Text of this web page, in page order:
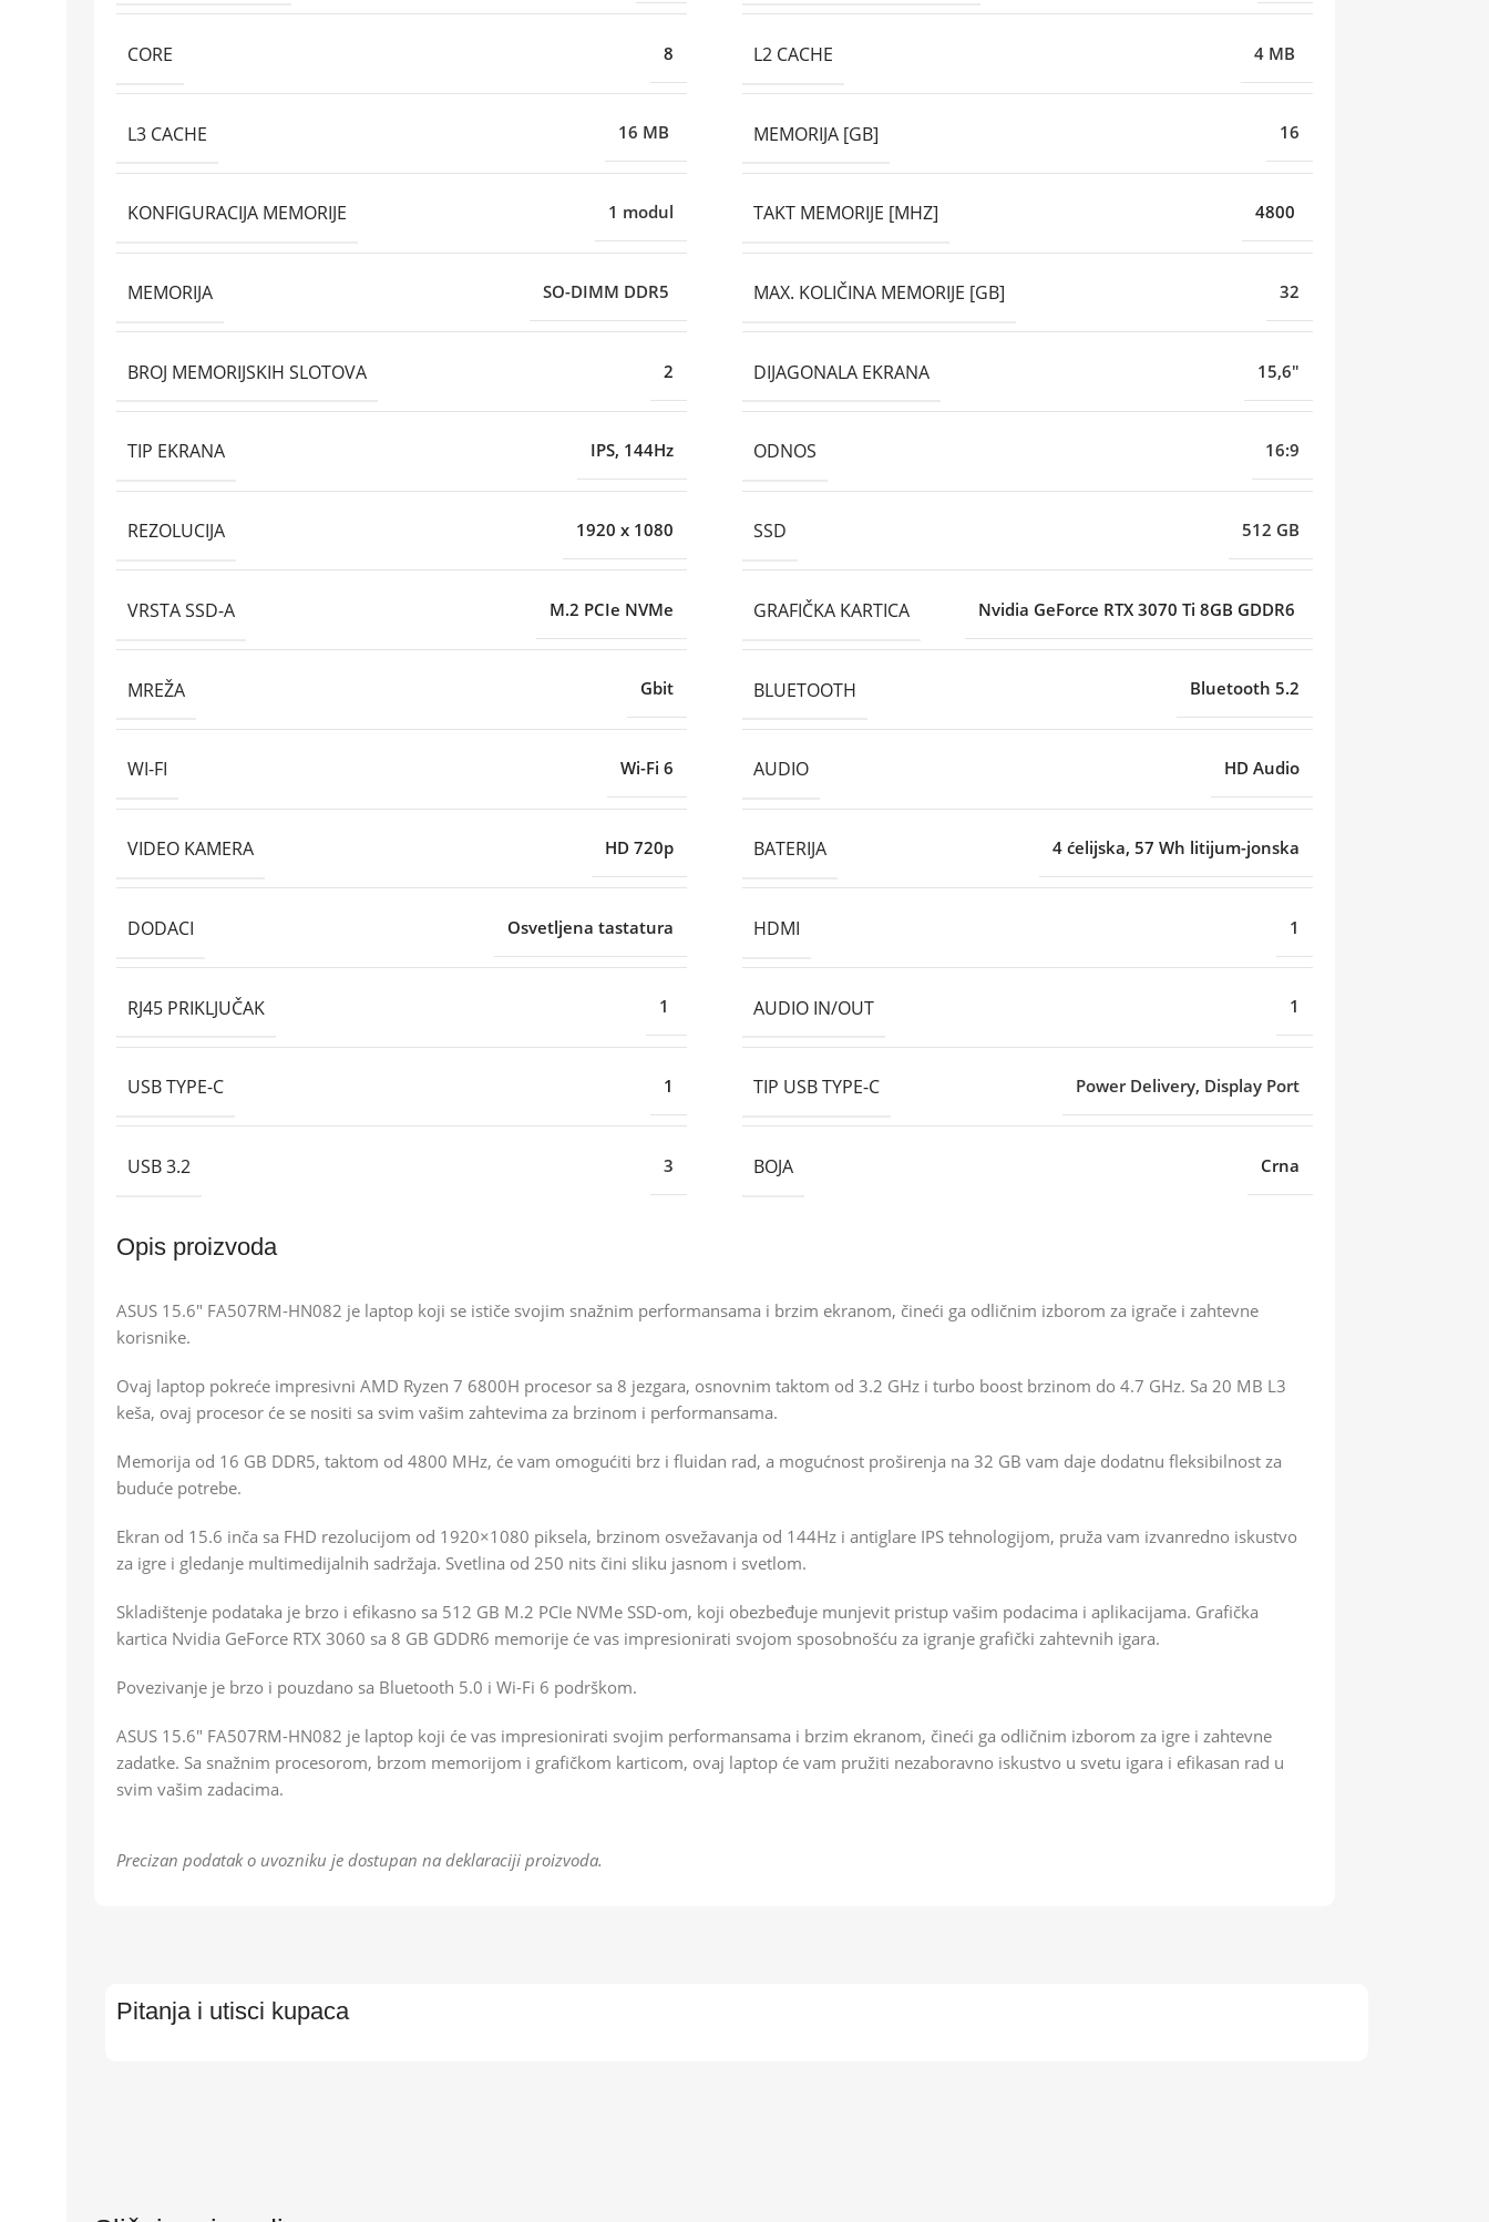
CORE 8 L2 CACHE 4 MB
L3 CACHE 16 MB MEMORIJA [GB] 16
KONFIGURACIJA MEMORIJE 1 modul TAKT MEMORIJE [MHZ] 4800
MEMORIJA SO-DIMM DDR5 MAX. KOLIČINA MEMORIJE [GB] 32
BROJ MEMORIJSKIH SLOTOVA 2 DIJAGONALA EKRANA 15,6"
TIP EKRANA IPS, 144Hz ODNOS 16:9
REZOLUCIJA 1920 x 1080 SSD 512 GB
VRSTA SSD-A M.2 PCIe NVMe GRAFIČKA KARTICA Nvidia GeForce RTX 3070 Ti 8GB GDDR6
MREŽA Gbit BLUETOOTH Bluetooth 5.2
WI-FI Wi-Fi 6 AUDIO HD Audio
VIDEO KAMERA HD 720p BATERIJA 4 ćelijska, 57 Wh litijum-jonska
DODACI Osvetljena tastatura HDMI 1
RJ45 PRIKLJUČAK 1 AUDIO IN/OUT 1
USB TYPE-C 1 TIP USB TYPE-C Power Delivery, Display Port
USB 3.2 3 BOJA Crna
Opis proizvoda
ASUS 15.6″ FA507RM-HN082 je laptop koji se ističe svojim snažnim performansama i brzim ekranom, čineći ga odličnim izborom za igrače i zahtevne
korisnike.
Ovaj laptop pokreće impresivni AMD Ryzen 7 6800H procesor sa 8 jezgara, osnovnim taktom od 3.2 GHz i turbo boost brzinom do 4.7 GHz. Sa 20 MB L3
keša, ovaj procesor će se nositi sa svim vašim zahtevima za brzinom i performansama.
Memorija od 16 GB DDR5, taktom od 4800 MHz, će vam omogućiti brz i fluidan rad, a mogućnost proširenja na 32 GB vam daje dodatnu fleksibilnost za
buduće potrebe.
Ekran od 15.6 inča sa FHD rezolucijom od 1920×1080 piksela, brzinom osvežavanja od 144Hz i antiglare IPS tehnologijom, pruža vam izvanredno iskustvo
za igre i gledanje multimedijalnih sadržaja. Svetlina od 250 nits čini sliku jasnom i svetlom.
Skladištenje podataka je brzo i efikasno sa 512 GB M.2 PCIe NVMe SSD-om, koji obezbeđuje munjevit pristup vašim podacima i aplikacijama. Grafička
kartica Nvidia GeForce RTX 3060 sa 8 GB GDDR6 memorije će vas impresionirati svojom sposobnošću za igranje grafički zahtevnih igara.
Povezivanje je brzo i pouzdano sa Bluetooth 5.0 i Wi-Fi 6 podrškom.
ASUS 15.6″ FA507RM-HN082 je laptop koji će vas impresionirati svojim performansama i brzim ekranom, čineći ga odličnim izborom za igre i zahtevne
zadatke. Sa snažnim procesorom, brzom memorijom i grafičkom karticom, ovaj laptop će vam pružiti nezaboravno iskustvo u svetu igara i efikasan rad u
svim vašim zadacima.
Precizan podatak o uvozniku je dostupan na deklaraciji proizvoda.
Pitanja i utisci kupaca